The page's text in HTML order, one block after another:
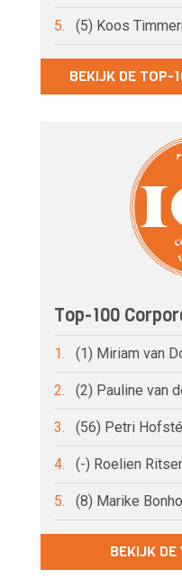
5. (5) Koos
BEKIJK DE TOP-
Top-100
1. (1) Miriam van
2. (2) Pauline van
3. (56) Petri Hofsté
4. (-) Roelien
5. (8) Marike
BEKIJK